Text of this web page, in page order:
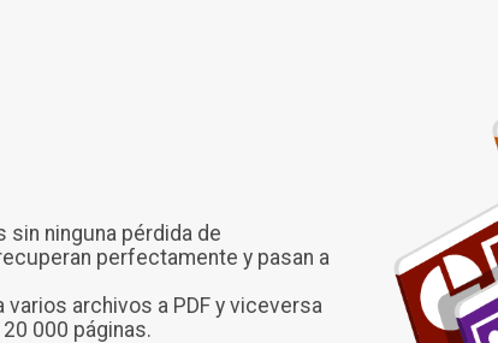
sin ninguna pérdida de
perfectamente y pasan a
archivos a PDF y viceversa
000 páginas.